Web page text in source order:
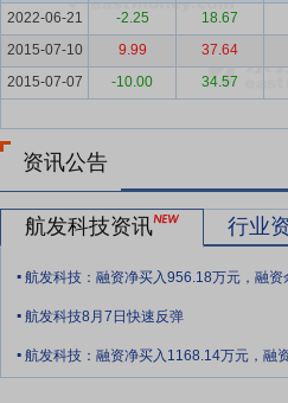
要点7：产品结构及发展
报告期内
公司高质量发展的有力抓手，积极拓
公司依托航空技术和品牌优势，着力
要点8：增资全资子公司
2023年1
会,会议审议通过了《关于审议<对全
——四川法斯特机械制造有限责任公
1 月 30 日,法斯特向公司报告,其已
2022-06-21 -2.25 18.67
2015-07-10
9.99 37.64
2015-07-07
-10.00 34.57
资讯公告
航发科技资讯 行业
. 航发科技：融资净买入956.18万元，融资
. 航发科技8月7日快速反弹
. 航发科技：融资净买入1168.14万元，融